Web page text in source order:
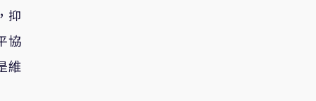
抑
協
維